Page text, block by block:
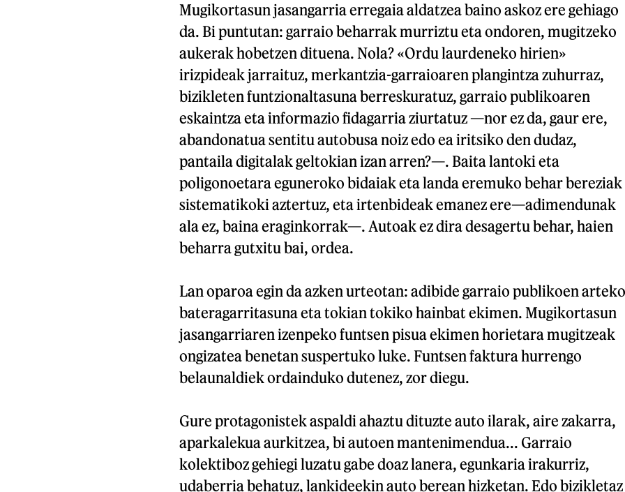
Mugikortasun jasangarria erregaia aldatzea baino askoz ere gehiago
da. Bi puntutan: garraio beharrak murriztu eta ondoren, mugitzeko
aukerak hobetzen dituena. Nola? «Ordu laurdeneko hirien»
irizpideak jarraituz, merkantzia-garraioaren plangintza zuhurraz,
bizikleten funtzionaltasuna berreskuratuz, garraio publikoaren
eskaintza eta informazio fidagarria ziurtatuz —nor ez da, gaur ere,
abandonatua sentitu autobusa noiz edo ea iritsiko den dudaz,
pantaila digitalak geltokian izan arren?—. Baita lantoki eta
poligonoetara eguneroko bidaiak eta landa eremuko behar bereziak
sistematikoki aztertuz, eta irtenbideak emanez ere—adimendunak
ala ez, baina eraginkorrak—. Autoak ez dira desagertu behar, haien
beharra gutxitu bai, ordea.
Lan oparoa egin da azken urteotan: adibide garraio publikoen arteko
bateragarritasuna eta tokian tokiko hainbat ekimen. Mugikortasun
jasangarriaren izenpeko funtsen pisua ekimen horietara mugitzeak
ongizatea benetan suspertuko luke. Funtsen faktura hurrengo
belaunaldiek ordainduko dutenez, zor diegu.
Gure protagonistek aspaldi ahaztu dituzte auto ilarak, aire zakarra,
aparkalekua aurkitzea, bi autoen mantenimendua... Garraio
kolektiboz gehiegi luzatu gabe doaz lanera, egunkaria irakurriz,
udaberria behatuz, lankideekin auto berean hizketan. Edo bizikletaz